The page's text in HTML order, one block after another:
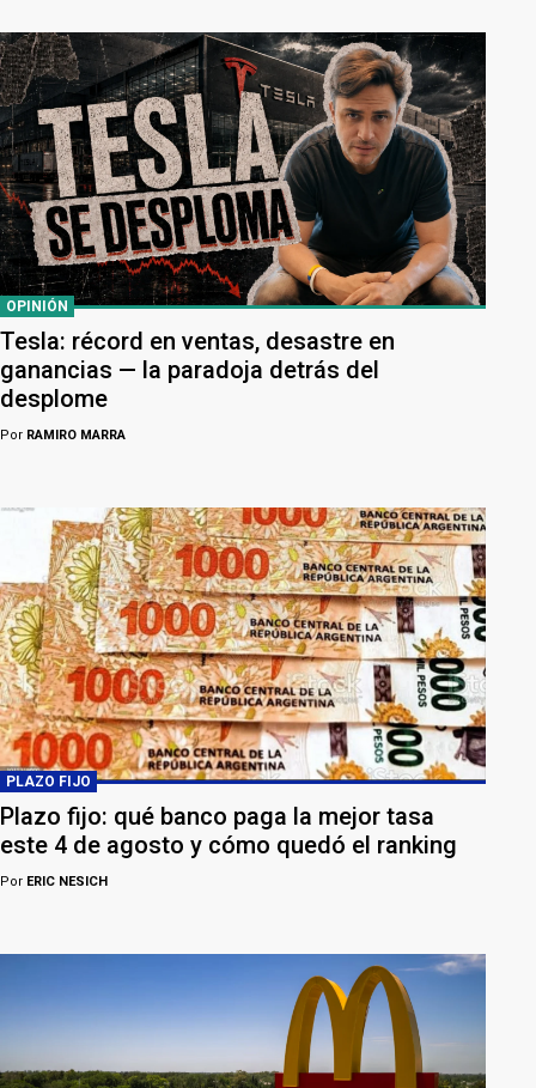
OPINIÓN
Tesla: récord en ventas, desastre en
ganancias — la paradoja detrás del
desplome
Por RAMIRO MARRA
PLAZO FIJO
Plazo fijo: qué banco paga la mejor tasa
este 4 de agosto y cómo quedó el ranking
Por ERIC NESICH